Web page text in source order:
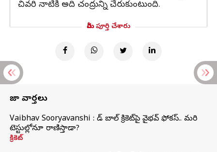
చివరి నాటికి అది చంద్రున్ని చేరుకుంటుంది.
మీరు పూర్తి చేశారు
తాజా వార్తలు
Vaibhav Sooryavanshi : రెడ్ బాల్ క్రికెట్‌పై వైభవ్ ఫోకస్.. మరి
టెస్టుల్లోనూ రాణిస్తాడా?
క్రికెట్